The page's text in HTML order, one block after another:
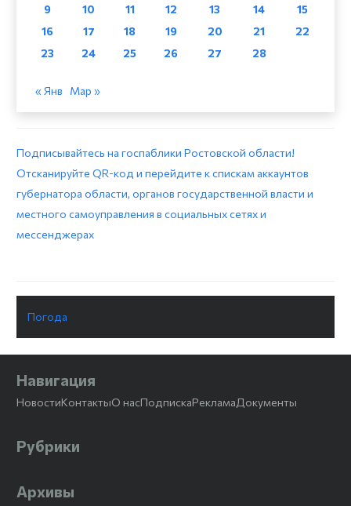
9
10 11 12 13 14
15
16
17 18 19 20 21
22
23
24 25 26 27 28
« Янв Мар »
Подписывайтесь на госпаблики Ростовской области!
Отсканируйте QR-код и перейдите к спискам аккаунтов
губернатора области, органов государственной власти и
местного самоуправления в социальных сетях и
мессенджерах
Погода
Навигация
НовостиКонтактыО насПодпискаРекламаДокументы
Рубрики
Архивы